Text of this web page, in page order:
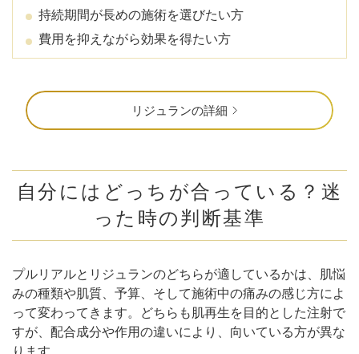
持続期間が長めの施術を選びたい方
費用を抑えながら効果を得たい方
リジュランの詳細
自分にはどっちが合っている？迷
った時の判断基準
プルリアルとリジュランのどちらが適しているかは、肌悩
みの種類や肌質、予算、そして施術中の痛みの感じ方によ
って変わってきます。どちらも肌再生を目的とした注射で
すが、配合成分や作用の違いにより、向いている方が異な